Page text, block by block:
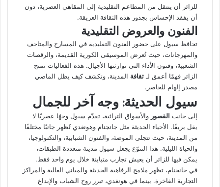
للزائر أن ينتقل من المطاعم التقليدية إلى المقاهي العصرية، دون
أن يفقد الإحساس بجذور هذه الثقافة العريقة.
الفنون والعروض التقليدية
تحافظ سيول على حضور الفنون التقليدية في المسارح والمتاحف
والمهرجانات، حيث تُعرض الموسيقى الكورية القديمة، والرقصات
الشعبية، وفنون الأداء التي توارثتها الأجيال. هذه الفعاليات تمنح
الزائر فهمًا أعمق لـ ثقافة المدينة، وتكشف كيف يظل الماضي
مصدر إلهام للحاضر.
سيول الحديثة: وجه آخر للجمال
إلى جانب القصور والأسواق التراثية، تقدّم سيول وجهًا عصريًا لا
يقل بريقًا. الأحياء الحديثة مثل جانجنام وهونغدي تُظهر جانبًا مختلفًا
من المدينة، حيث تتجلى الموضة، والفنون الشبابية، والتكنولوجيا،
والحياة الليلية. هذا التنوّع يجعل سيول مدينة متعددة الطبقات،
يمكن فيها للزائر أن يعيش تجارب متباينة خلال يوم واحد فقط.
في جانجنام، تظهر ملامح الرفاهية الحديثة والمباني العالية والمراكز
التجارية الفاخرة. بينما في هونغدي، تبرز روح الشباب والإبداع